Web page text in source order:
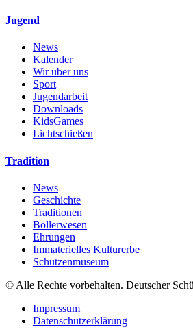
Jugend
News
Kalender
Wir über uns
Sport
Jugendarbeit
Downloads
KidsGames
Lichtschießen
Tradition
News
Geschichte
Traditionen
Böllerwesen
Ehrungen
Immaterielles Kulturerbe
Schützenmuseum
© Alle Rechte vorbehalten. Deutscher
Impressum
Datenschutzerklärung